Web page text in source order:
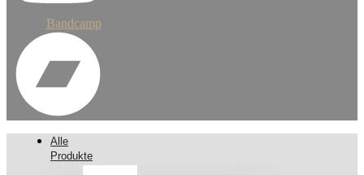
Bandcamp
Alle
Produkte